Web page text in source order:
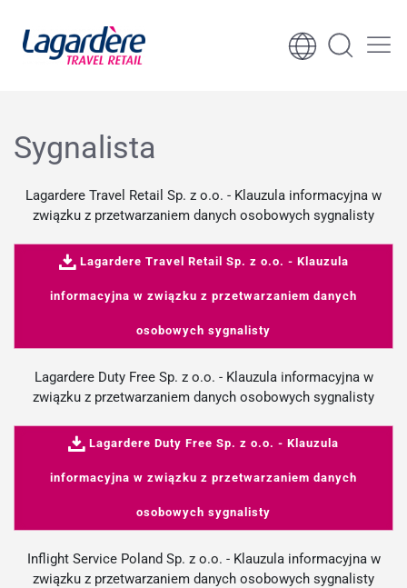
Skocz do treści
Sygnalista
Lagardere Travel Retail Sp. z o.o. - Klauzula informacyjna w
związku z przetwarzaniem danych osobowych sygnalisty
Lagardere Travel Retail Sp. z o.o. - Klauzula
informacyjna w związku z przetwarzaniem danych
osobowych sygnalisty
Lagardere Duty Free Sp. z o.o. - Klauzula informacyjna w
związku z przetwarzaniem danych osobowych sygnalisty
Lagardere Duty Free Sp. z o.o. - Klauzula
informacyjna w związku z przetwarzaniem danych
osobowych sygnalisty
Inflight Service Poland Sp. z o.o. - Klauzula informacyjna w
związku z przetwarzaniem danych osobowych sygnalisty